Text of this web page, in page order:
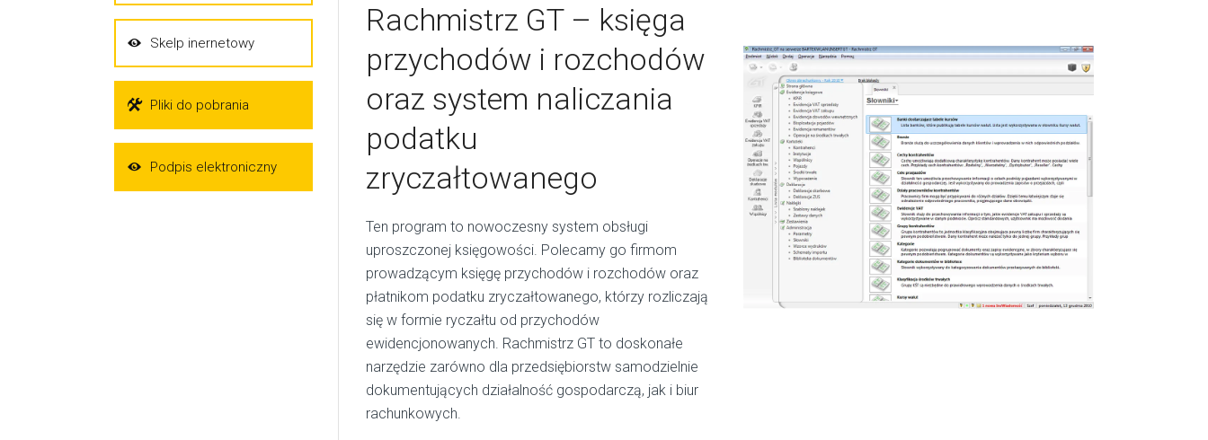
Rachmistrz GT – księga
przychodów i rozchodów
oraz system naliczania
podatku
zryczałtowanego
Ten program to nowoczesny system obsługi
uproszczonej księgowości. Polecamy go firmom
prowadzącym księgę przychodów i rozchodów oraz
płatnikom podatku zryczałtowanego, którzy rozliczają
się w formie ryczałtu od przychodów
ewidencjonowanych. Rachmistrz GT to doskonałe
narzędzie zarówno dla przedsiębiorstw samodzielnie
dokumentujących działalność gospodarczą, jak i biur
rachunkowych.
Skelp inernetowy
Pliki do pobrania
Podpis elektroniczny